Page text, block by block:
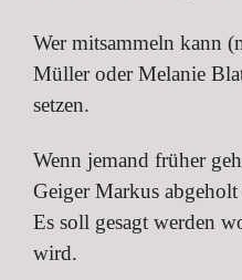
Wer mitsammeln kann
Müller oder Melanie
setzen.
Wenn jemand früher
Geiger Markus abgeholt
Es soll gesagt werden
wird.